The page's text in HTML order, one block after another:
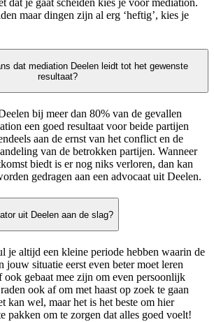
dat je gaat scheiden kies je voor mediation.
maar dingen zijn al erg ‘heftig’, kies je
dat mediation Deelen leidt tot het gewenste
resultaat?
bij meer dan 80% van de gevallen
een goed resultaat voor beide partijen
aan de ernst van het conflict en de
van de betrokken partijen. Wanneer
biedt is er nog niks verloren, dan kan
gedragen aan een advocaat uit Deelen.
uit Deelen aan de slag?
je altijd een kleine periode hebben waarin de
jouw situatie eerst even beter moet leren
ook gebaat mee zijn om even persoonlijk
ook af om met haast op zoek te gaan
kan wel, maar het is het beste om hier
pakken om te zorgen dat alles goed voelt!